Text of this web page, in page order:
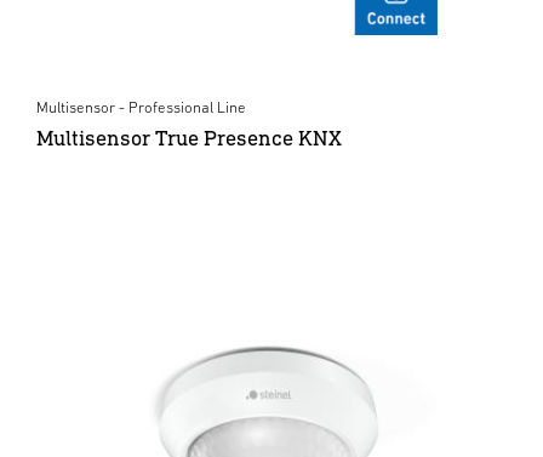
Multisensor - Professional Line
Multisensor True Presence KNX